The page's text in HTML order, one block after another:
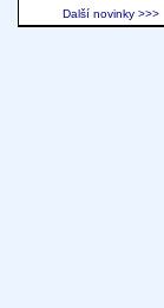
Další novinky >>>